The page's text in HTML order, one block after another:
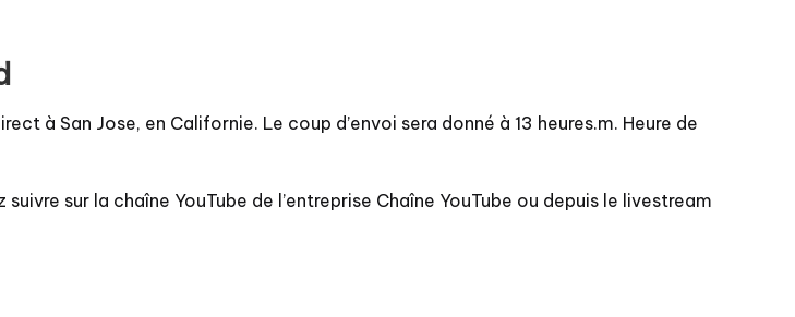
à San Jose, en Californie. Le coup d’envoi sera donné à 13 heures.m. Heure de
sur la chaîne YouTube de l’entreprise Chaîne YouTube ou depuis le livestream